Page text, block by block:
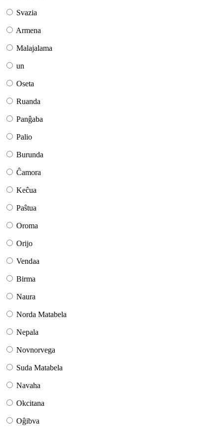
Svazia
Armena
Malajalama
un
Oseta
Ruanda
Panĝaba
Palio
Burunda
Ĉamora
Keĉua
Paŝtua
Oroma
Orijo
Vendaa
Birma
Naura
Norda Matabela
Nepala
Novnorvega
Suda Matabela
Navaha
Okcitana
Oĝibva